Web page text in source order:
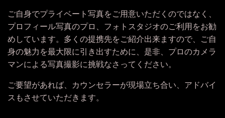
ご自身でプライベート写真をご用意いただくのではなく、
プロフィール写真のプロ、フォトスタジオのご利用をお勧
めしています。多くの提携先をご紹介出来ますので、
ご自
身の魅力を最大限に引き出すために、是非、 プロのカメラ
マンによる写真撮影に挑戦なさってください。
ご要望があれば、カウンセラーが現場立ち合い、アドバイ
スもさせていただきます。